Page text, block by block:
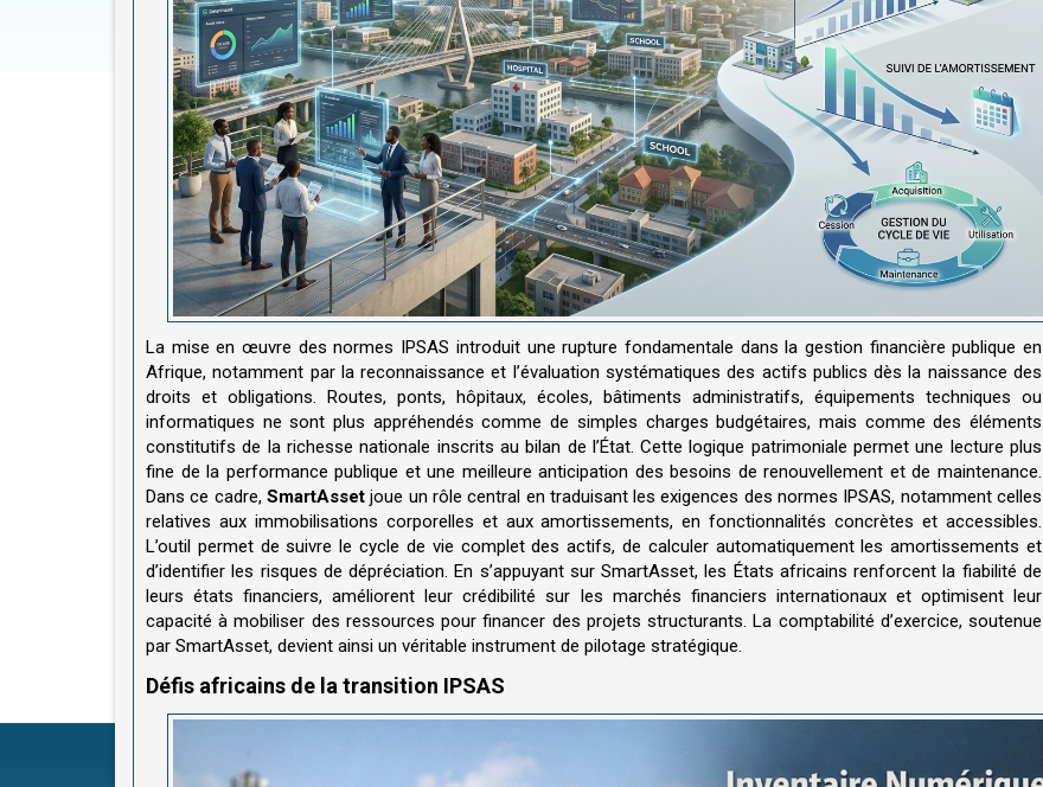
La mise en œuvre des normes IPSAS introduit une rupture fondamentale dans la gestion financière publique en
Afrique, notamment par la reconnaissance et l’évaluation systématiques des actifs publics dès la naissance des
droits et obligations. Routes, ponts, hôpitaux, écoles, bâtiments administratifs, équipements techniques ou
informatiques ne sont plus appréhendés comme de simples charges budgétaires, mais comme des éléments
constitutifs de la richesse nationale inscrits au bilan de l’État. Cette logique patrimoniale permet une lecture plus
fine de la performance publique et une meilleure anticipation des besoins de renouvellement et de maintenance.
Dans ce cadre, SmartAssetjoue un rôle central en traduisant les exigences des normes IPSAS, notamment celles
relatives aux immobilisations corporelles et aux amortissements, en fonctionnalités concrètes et accessibles.
L’outil permet de suivre le cycle de vie complet des actifs, de calculer automatiquement les amortissements et
d’identifier les risques de dépréciation. En s’appuyant sur SmartAsset, les États africains renforcent la fiabilité de
leurs états financiers, améliorent leur crédibilité sur les marchés financiers internationaux et optimisent leur
capacité à mobiliser des ressources pour financer des projets structurants. La comptabilité d’exercice, soutenue
par SmartAsset, devient ainsi un véritable instrument de pilotage stratégique.
Défis africains de la transition IPSAS